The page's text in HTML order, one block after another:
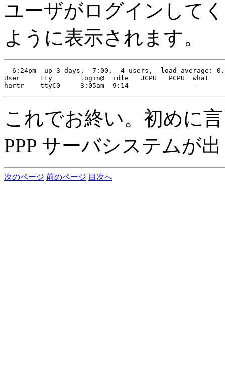
ユーザがログインして
ように表示されます。
6:24pm  up 3 days,  7:00,  4 users,  load average:
User     tty       login@  idle   JCPU   PCPU  what
これでお終い。初めに
PPP サーバシステムが
次のページ 前のページ 目次へ